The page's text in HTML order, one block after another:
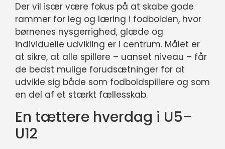
Der vil især være fokus på at skabe gode
rammer for leg og læring i fodbolden, hvor
børnenes nysgerrighed, glæde og
individuelle udvikling er i centrum. Målet er
at sikre, at alle spillere – uanset niveau – får
de bedst mulige forudsætninger for at
udvikle sig både som fodboldspillere og som
en del af et stærkt fællesskab.
En tættere hverdag i U5–
U12